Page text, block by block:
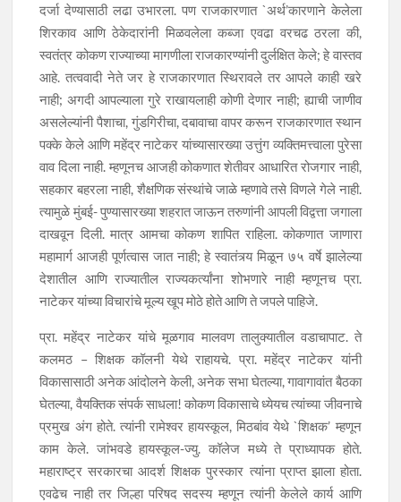
दर्जा देण्यासाठी लढा उभारला. पण राजकारणात `अर्थ’कारणाने केलेला
शिरकाव आणि ठेकेदारांनी मिळवलेला कब्जा एवढा वरचढ ठरला की,
स्वतंत्र कोकण राज्याच्या मागणीला राजकारण्यांनी दुर्लक्षित केले; हे वास्तव
आहे. तत्ववादी नेते जर हे राजकारणात स्थिरावले तर आपले काही खरे
नाही; अगदी आपल्याला गुरे राखायलाही कोणी देणार नाही; ह्याची जाणीव
असलेल्यांनी पैशाचा, गुंडगिरीचा, दबावाचा वापर करून राजकारणात स्थान
पक्के केले आणि महेंद्र नाटेकर यांच्यासारख्या उत्तुंग व्यक्तिमत्त्वाला पुरेसा
वाव दिला नाही. म्हणूनच आजही कोकणात शेतीवर आधारित रोजगार नाही,
सहकार बहरला नाही, शैक्षणिक संस्थांचे जाळे म्हणावे तसे विणले गेले नाही.
त्यामुळे मुंबई- पुण्यासारख्या शहरात जाऊन तरुणांनी आपली विद्वत्ता जगाला
दाखवून दिली. मात्र आमचा कोकण शापित राहिला. कोकणात जाणारा
महामार्ग आजही पूर्णत्वास जात नाही; हे स्वातंत्र्य मिळून ७५ वर्षे झालेल्या
देशातील आणि राज्यातील राज्यकर्त्यांना शोभणारे नाही म्हणूनच प्रा.
नाटेकर यांच्या विचारांचे मूल्य खूप मोठे होते आणि ते जपले पाहिजे.
प्रा. महेंद्र नाटेकर यांचे मूळगाव मालवण तालुक्यातील वडाचापाट. ते
कलमठ – शिक्षक कॉलनी येथे राहायचे. प्रा. महेंद्र नाटेकर यांनी
विकासासाठी अनेक आंदोलने केली, अनेक सभा घेतल्या, गावागावांत बैठका
घेतल्या, वैयक्तिक संपर्क साधला! कोकण विकासाचे ध्येयच त्यांच्या जीवनाचे
प्रमुख अंग होते. त्यांनी रामेश्वर हायस्कूल, मिठबांव येथे `शिक्षक’ म्हणून
काम केले. जांभवडे हायस्कूल-ज्यु. कॉलेज मध्ये ते प्राध्यापक होते.
महाराष्ट्र सरकारचा आदर्श शिक्षक पुरस्कार त्यांना प्राप्त झाला होता.
एवढेच नाही तर जिल्हा परिषद सदस्य म्हणून त्यांनी केलेले कार्य आणि